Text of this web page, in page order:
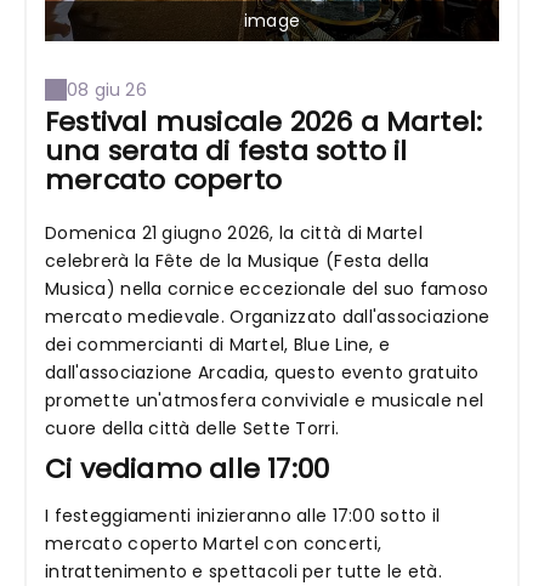
image
08 giu 26
Festival musicale 2026 a Martel:
una serata di festa sotto il
mercato coperto
Domenica 21 giugno 2026, la città di Martel
celebrerà la Fête de la Musique (Festa della
Musica) nella cornice eccezionale del suo famoso
mercato medievale. Organizzato dall'associazione
dei commercianti di Martel, Blue Line, e
dall'associazione Arcadia, questo evento gratuito
promette un'atmosfera conviviale e musicale nel
cuore della città delle Sette Torri.
Ci vediamo alle 17:00
I festeggiamenti inizieranno alle 17:00 sotto il
mercato coperto Martel con concerti,
intrattenimento e spettacoli per tutte le età.